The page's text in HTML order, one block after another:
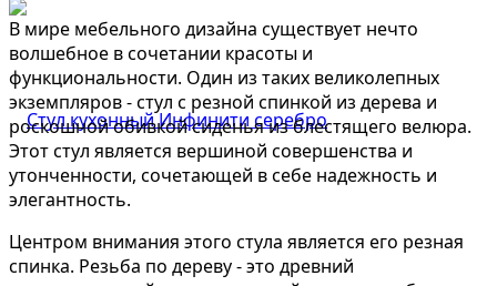
В мире мебельного дизайна существует нечто
волшебное в сочетании красоты и
функциональности. Один из таких великолепных
экземпляров - стул с резной спинкой из дерева и
роскошной обивкой сиденья из блестящего велюра.
Этот стул является вершиной совершенства и
утонченности, сочетающей в себе надежность и
элегантность.
Центром внимания этого стула является его резная
спинка. Резьба по дереву - это древний